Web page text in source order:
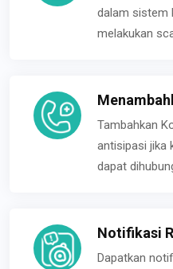
dalam sistem
melakukan
Tambahkan
antisipasi jika
dapat
Notifikasi
Dapatkan